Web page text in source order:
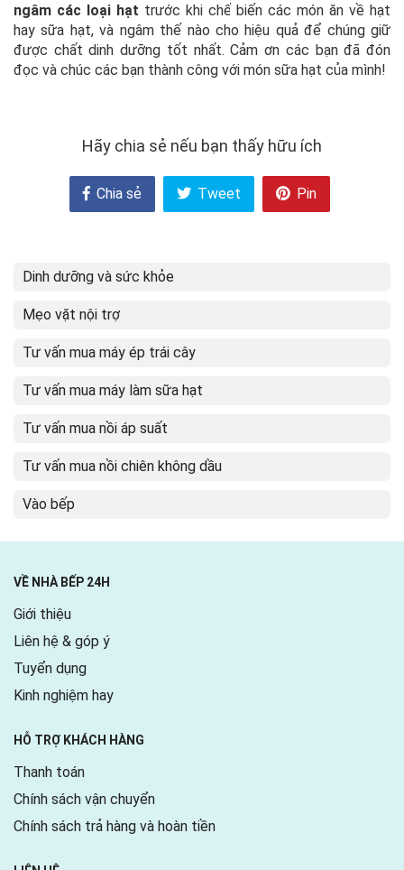
ngâm các loại hạt trước khi chế biến các món ăn về hạt
hay sữa hạt, và ngâm thế nào cho hiệu quả để chúng giữ
được chất dinh dưỡng tốt nhất. Cảm ơn các bạn đã đón
đọc và chúc các bạn thành công với món sữa hạt của mình!
Hãy chia sẻ nếu bạn thấy hữu ích
Chia sẻ Tweet Pin
Dinh dưỡng và sức khỏe
Mẹo vặt nội trợ
Tư vấn mua máy ép trái cây
Tư vấn mua máy làm sữa hạt
Tư vấn mua nồi áp suất
Tư vấn mua nồi chiên không dầu
Vào bếp
VỀ NHÀ BẾP 24H
Giới thiệu
Liên hệ & góp ý
Tuyển dụng
Kinh nghiệm hay
HỖ TRỢ KHÁCH HÀNG
Thanh toán
Chính sách vận chuyển
Chính sách trả hàng và hoàn tiền